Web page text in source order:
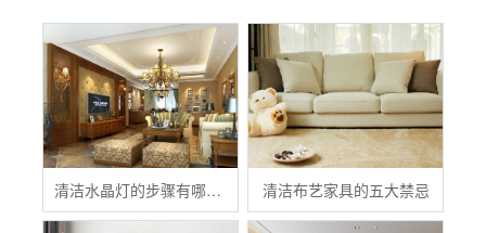
清洁水晶灯的步骤有哪些？ 清洁布艺家具的五大禁忌